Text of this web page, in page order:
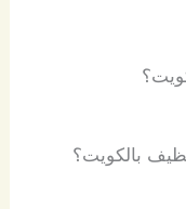
بالكويت؟